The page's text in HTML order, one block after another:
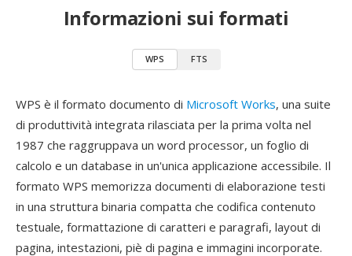
Informazioni sui formati
WPS FTS
WPS è il formato documento di Microsoft Works, una suite
di produttività integrata rilasciata per la prima volta nel
1987 che raggruppava un word processor, un foglio di
calcolo e un database in un'unica applicazione accessibile. Il
formato WPS memorizza documenti di elaborazione testi
in una struttura binaria compatta che codifica contenuto
testuale, formattazione di caratteri e paragrafi, layout di
pagina, intestazioni, piè di pagina e immagini incorporate.